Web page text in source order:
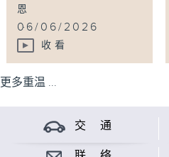
恩
...
06/06/2026
收看
更多重温 ...
交 通